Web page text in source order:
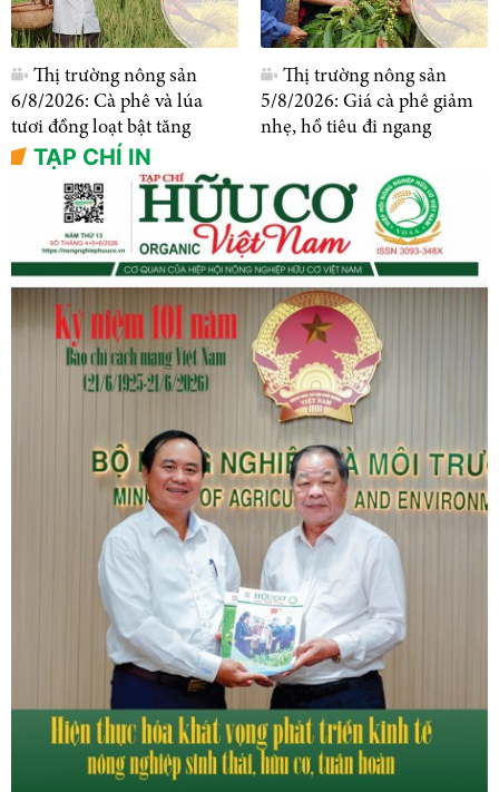
Thị trường nông sản
6/8/2026: Cà phê và lúa
tươi đồng loạt bật tăng
Thị trường nông sản
5/8/2026: Giá cà phê giảm
nhẹ, hồ tiêu đi ngang
TẠP CHÍ IN